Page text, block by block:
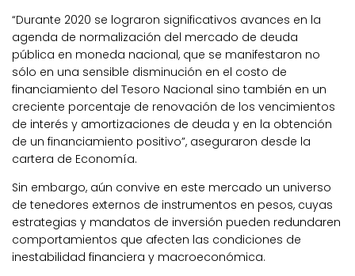
“Durante 2020 se lograron significativos avances en la
agenda de normalización del mercado de deuda
pública en moneda nacional, que se manifestaron no
sólo en una sensible disminución en el costo de
financiamiento del Tesoro Nacional sino también en un
creciente porcentaje de renovación de los vencimientos
de interés y amortizaciones de deuda y en la obtención
de un financiamiento positivo”, aseguraron desde la
cartera de Economía.
Sin embargo, aún convive en este mercado un universo
de tenedores externos de instrumentos en pesos, cuyas
estrategias y mandatos de inversión pueden redundaren
comportamientos que afecten las condiciones de
inestabilidad financiera y macroeconómica.